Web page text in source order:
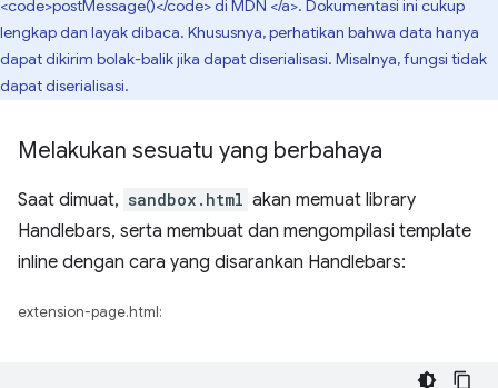
<code>postMessage()</code> di MDN </a>. Dokumentasi ini cukup
lengkap dan layak dibaca. Khususnya, perhatikan bahwa data hanya
dapat dikirim bolak-balik jika dapat diserialisasi. Misalnya, fungsi tidak
dapat diserialisasi.
Melakukan sesuatu yang berbahaya
Saat dimuat, sandbox.html akan memuat library
Handlebars, serta membuat dan mengompilasi template
inline dengan cara yang disarankan Handlebars:
extension-page.html: